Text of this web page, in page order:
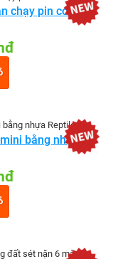
chạy pin có đèn
bằng nhựa